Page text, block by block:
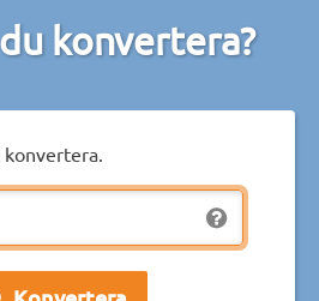
konvertera?